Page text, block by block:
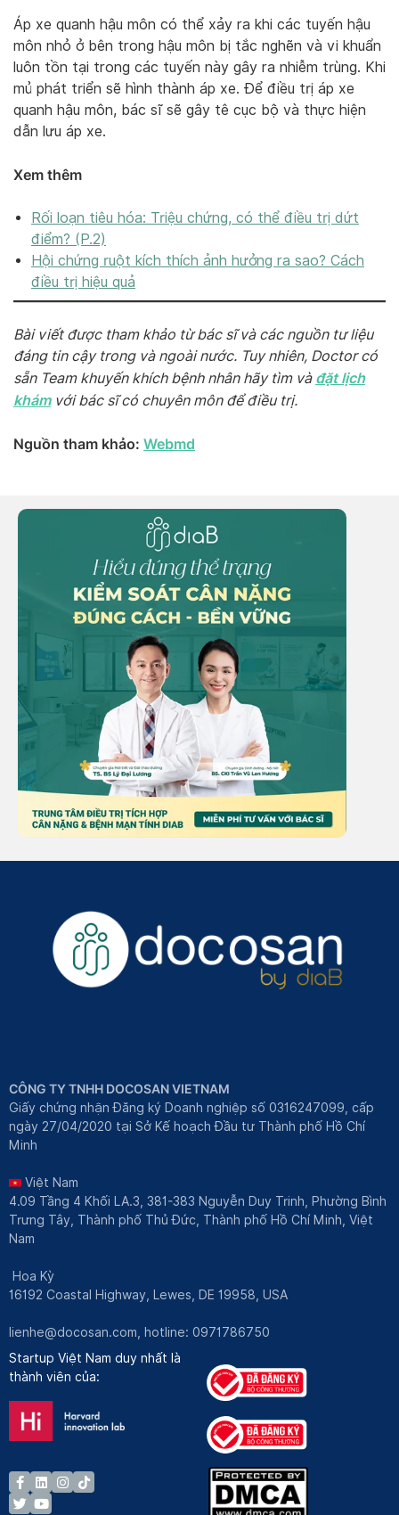
Áp xe quanh hậu môn có thể xảy ra khi các tuyến hậu
môn nhỏ ở bên trong hậu môn bị tắc nghẽn và vi khuẩn
luôn tồn tại trong các tuyến này gây ra nhiễm trùng. Khi
mủ phát triển sẽ hình thành áp xe. Để điều trị áp xe
quanh hậu môn, bác sĩ sẽ gây tê cục bộ và thực hiện
dẫn lưu áp xe.
Xem thêm
Rối loạn tiêu hóa: Triệu chứng, có thể điều trị dứt
điểm? (P.2)
Hội chứng ruột kích thích ảnh hưởng ra sao? Cách
điều trị hiệu quả
Bài viết được tham khảo từ bác sĩ và các nguồn tư liệu
đáng tin cậy trong và ngoài nước. Tuy nhiên, Doctor có
sẵn Team khuyến khích bệnh nhân hãy tìm và đặt lịch
khámvới bác sĩ có chuyên môn để điều trị.
Nguồn tham khảo: Webmd
CÔNG TY TNHH DOCOSAN VIETNAM
Giấy chứng nhận Đăng ký Doanh nghiệp số 0316247099, cấp
ngày 27/04/2020 tại Sở Kế hoạch Đầu tư Thành phố Hồ Chí
Minh
Việt Nam
4.09 Tầng 4 Khối LA.3, 381-383 Nguyễn Duy Trinh, Phường Bình
Trưng Tây, Thành phố Thủ Đức, Thành phố Hồ Chí Minh, Việt
Nam
Hoa Kỳ
16192 Coastal Highway, Lewes, DE 19958, USA
lienhe@docosan.com , hotline: 0971786750
Startup Việt Nam duy nhất là
thành viên của: